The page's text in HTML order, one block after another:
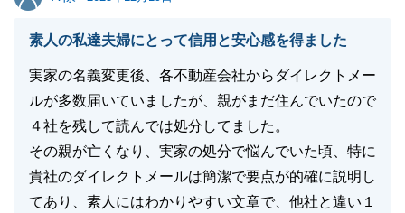
素人の私達夫婦にとって信用と安心感を得ました
実家の名義変更後、各不動産会社からダイレクトメー
ルが多数届いていましたが、親がまだ住んでいたので
４社を残して読んでは処分してました。
その親が亡くなり、実家の処分で悩んでいた頃、特に
貴社のダイレクトメールは簡潔で要点が的確に説明し
てあり、素人にはわかりやすい文章で、他社と違い１